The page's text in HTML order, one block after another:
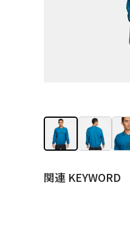
関連 KEYWORD